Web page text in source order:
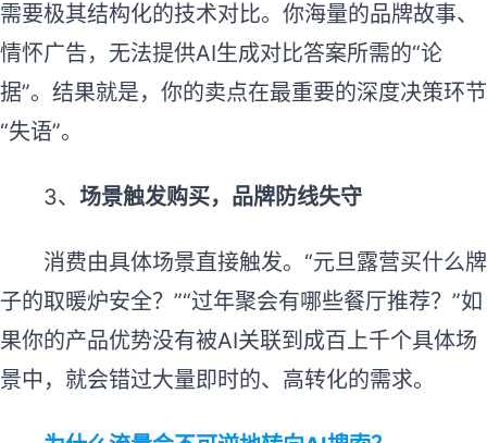
需要极其结构化的技术对比。你海量的品牌故事、
情怀广告，无法提供AI生成对比答案所需的“论
据”。结果就是，你的卖点在最重要的深度决策环节
“失语”。
3、 场景触发购买，品牌防线失守
消费由具体场景直接触发。“元旦露营买什么牌
子的取暖炉安全？”“过年聚会有哪些餐厅推荐？”如
果你的产品优势没有被AI关联到成百上千个具体场
景中，就会错过大量即时的、高转化的需求。